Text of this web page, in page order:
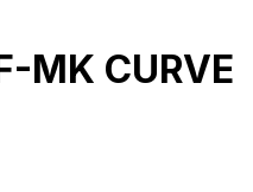
MK CURVE